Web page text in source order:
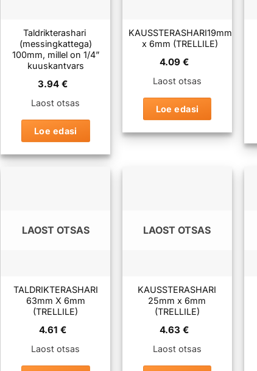
Taldrikterashari
(messingkattega)
100mm, millel on 1/4”
kuuskantvars
3.94 €
Laost otsas
Loe edasi
KAUSSTERASHARI19mm
x 6mm (TRELLILE)
4.09 €
Laost otsas
Loe edasi
LAOST OTSAS
TALDRIKTERASHARI
63mm X 6mm
(TRELLILE)
4.61 €
Laost otsas
LAOST OTSAS
KAUSSTERASHARI
25mm x 6mm
(TRELLILE)
4.63 €
Laost otsas